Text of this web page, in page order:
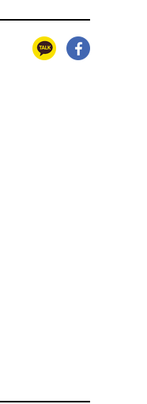
카카오톡 페이스북